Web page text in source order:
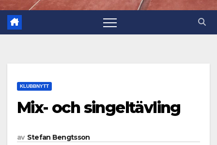
KLUBBNYTT
Mix- och singeltävling
av Stefan Bengtsson